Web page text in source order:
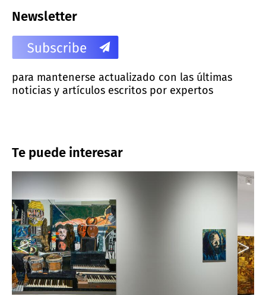
Newsletter
para mantenerse actualizado con las últimas
noticias y artículos escritos por expertos
Te puede interesar